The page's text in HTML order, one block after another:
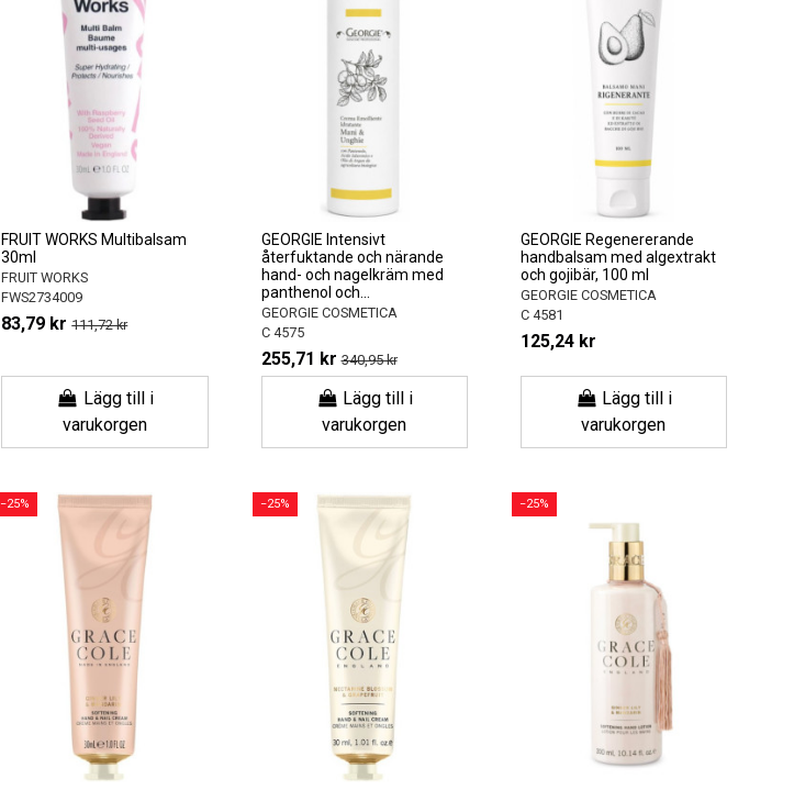
FRUIT WORKS Multibalsam
30ml
FRUIT WORKS
FWS2734009
83,79 kr 111,72 kr
Lägg till i
varukorgen
GEORGIE Intensivt
återfuktande och närande
hand- och nagelkräm med
panthenol och...
GEORGIE COSMETICA
C 4575
255,71 kr 340,95 kr
Lägg till i
varukorgen
GEORGIE Regenererande
handbalsam med algextrakt
och gojibär, 100 ml
GEORGIE COSMETICA
C 4581
125,24 kr
Lägg till i
varukorgen
−25% −25% −25%